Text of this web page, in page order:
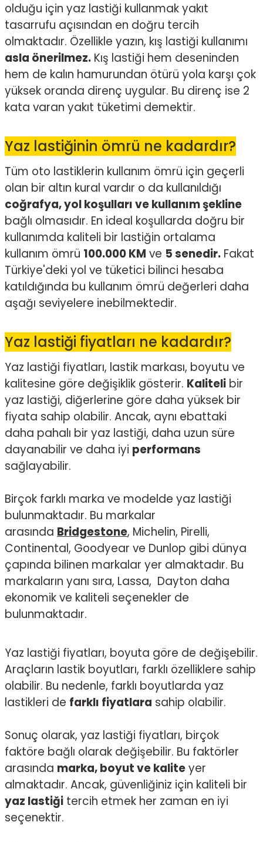
olduğu için yaz lastiği kullanmak yakıt
tasarrufu açısından en doğru tercih
olmaktadır. Özellikle yazın, kış lastiği kullanımı
asla önerilmez. Kış lastiği hem deseninden
hem de kalın hamurundan ötürü yola karşı çok
yüksek oranda direnç uygular. Bu direnç ise 2
kata varan yakıt tüketimi demektir.
Yaz lastiğinin ömrü ne kadardır?
Tüm oto lastiklerin kullanım ömrü için geçerli
olan bir altın kural vardır o da kullanıldığı
coğrafya, yol koşulları ve kullanım şekline
bağlı olmasıdır. En ideal koşullarda doğru bir
kullanımda kaliteli bir lastiğin ortalama
kullanım ömrü 100.000 KM ve 5 senedir. Fakat
Türkiye'deki yol ve tüketici bilinci hesaba
katıldığında bu kullanım ömrü değerleri daha
aşağı seviyelere inebilmektedir.
Yaz lastiği fiyatları ne kadardır?
Yaz lastiği fiyatları, lastik markası, boyutu ve
kalitesine göre değişiklik gösterir. Kaliteli bir
yaz lastiği, diğerlerine göre daha yüksek bir
fiyata sahip olabilir. Ancak, aynı ebattaki
daha pahalı bir yaz lastiği, daha uzun süre
dayanabilir ve daha iyi performans
sağlayabilir.
Birçok farklı marka ve modelde yaz lastiği
bulunmaktadır. Bu markalar
arasında Bridgestone, Michelin, Pirelli,
Continental, Goodyear ve Dunlop gibi dünya
çapında bilinen markalar yer almaktadır. Bu
markaların yanı sıra, Lassa, Dayton daha
ekonomik ve kaliteli seçenekler de
bulunmaktadır.
Yaz lastiği fiyatları, boyuta göre de değişebilir.
Araçların lastik boyutları, farklı özelliklere sahip
olabilir. Bu nedenle, farklı boyutlarda yaz
lastikleri de farklı fiyatlara sahip olabilir.
Sonuç olarak, yaz lastiği fiyatları, birçok
faktöre bağlı olarak değişebilir. Bu faktörler
arasında marka, boyut ve kaliteyer
almaktadır. Ancak, güvenliğiniz için kaliteli bir
yaz lastiği tercih etmek her zaman en iyi
seçenektir.